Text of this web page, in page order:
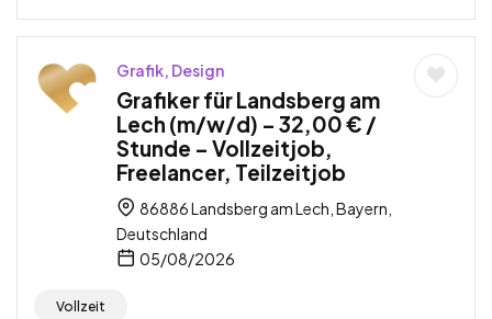
Grafik, Design
Grafiker für Landsberg am
Lech (m/w/d) – 32,00 € /
Stunde – Vollzeitjob,
Freelancer, Teilzeitjob
86886 Landsberg am Lech, Bayern,
Deutschland
05/08/2026
Vollzeit